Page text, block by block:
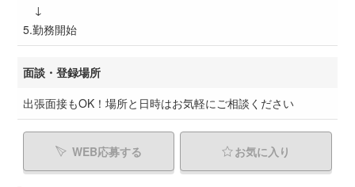
↓
5.勤務開始
面談・登録場所
出張面接もOK！場所と日時はお気軽にご相談ください
WEB応募する お気に入り